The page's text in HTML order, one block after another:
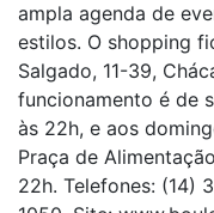
ampla agenda de
estilos. O shopping
Salgado, 11-39,
funcionamento é de
às 22h, e aos
Praça de
22h. Telefones: (14)